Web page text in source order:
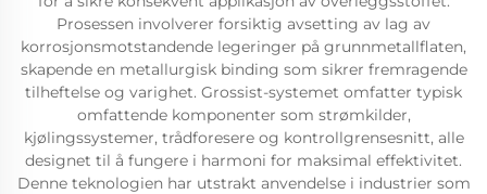
Prosessen involverer forsiktig avsetting av lag av
korrosjonsmotstandende legeringer på grunnmetallflaten,
skapende en metallurgisk binding som sikrer fremragende
tilheftelse og varighet. Grossist-systemet omfatter typisk
omfattende komponenter som strømkilder,
kjølingssystemer, trådforesere og kontrollgrensesnitt, alle
designet til å fungere i harmoni for maksimal effektivitet.
Denne teknologien har utstrakt anvendelse i industrier som